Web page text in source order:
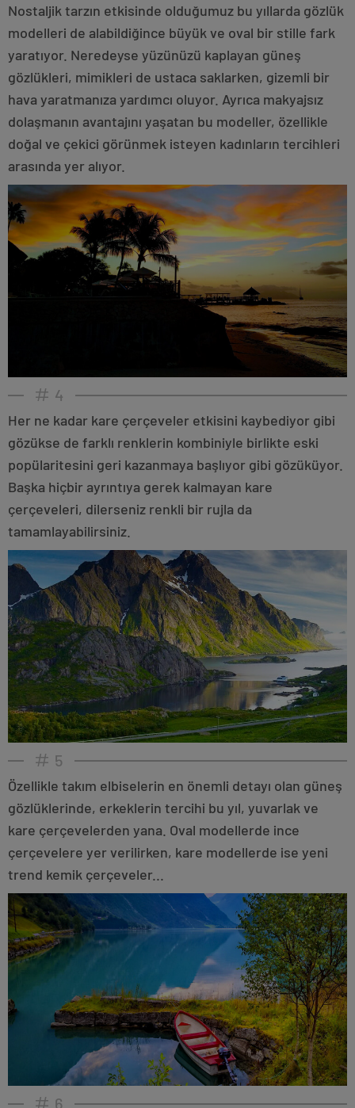
Nostaljik tarzın etkisinde olduğumuz bu yıllarda gözlük
modelleri de alabildiğince büyük ve oval bir stille fark
yaratıyor. Neredeyse yüzünüzü kaplayan güneş
gözlükleri, mimikleri de ustaca saklarken, gizemli bir
hava yaratmanıza yardımcı oluyor. Ayrıca makyajsız
dolaşmanın avantajını yaşatan bu modeller, özellikle
doğal ve çekici görünmek isteyen kadınların tercihleri
arasında yer alıyor.
4
Her ne kadar kare çerçeveler etkisini kaybediyor gibi
gözükse de farklı renklerin kombiniyle birlikte eski
popülaritesini geri kazanmaya başlıyor gibi gözüküyor.
Başka hiçbir ayrıntıya gerek kalmayan kare
çerçeveleri, dilerseniz renkli bir rujla da
tamamlayabilirsiniz.
5
Özellikle takım elbiselerin en önemli detayı olan güneş
gözlüklerinde, erkeklerin tercihi bu yıl, yuvarlak ve
kare çerçevelerden yana. Oval modellerde ince
çerçevelere yer verilirken, kare modellerde ise yeni
trend kemik çerçeveler...
6